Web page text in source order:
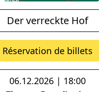
Der verreckte Hof
Réservation de billets
06.12.2026 | 18:00